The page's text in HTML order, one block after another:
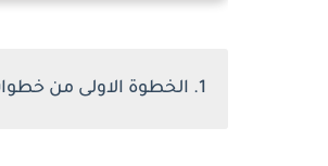
1. الخطوة الاولى من خطوات البحث العلميه هي الملاحظة